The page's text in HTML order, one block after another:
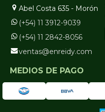
Abel Costa 635 - Morón
(+54) 11 3912-9039
(+54) 11 2842-8056
ventas@enreidy.com
MEDIOS DE PAGO